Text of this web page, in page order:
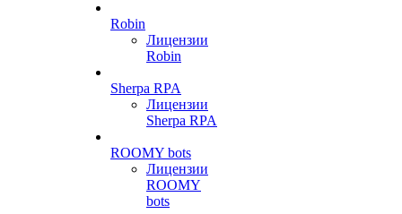
Robin
Лицензии
Robin
Sherpa RPA
Лицензии
Sherpa RPA
ROOMY bots
Лицензии
ROOMY
bots